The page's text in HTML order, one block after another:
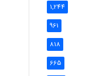
1,244
961
818
665